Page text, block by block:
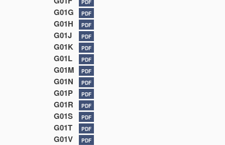
PDF
G01G PDF
G01H PDF
G01J PDF
G01K PDF
G01L PDF
G01M PDF
G01N PDF
G01P PDF
G01R PDF
G01S PDF
G01T PDF
G01V PDF